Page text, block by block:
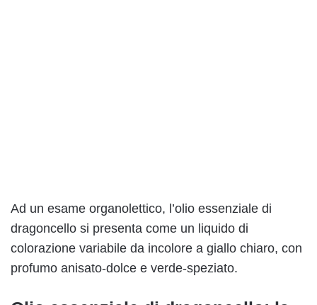
Ad un esame organolettico, l’olio essenziale di
dragoncello si presenta come un liquido di
colorazione variabile da incolore a giallo chiaro, con
profumo anisato-dolce e verde-speziato.